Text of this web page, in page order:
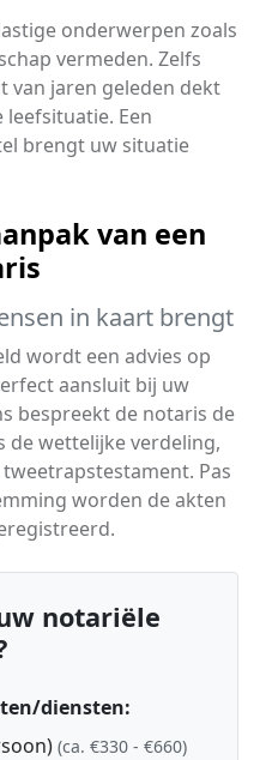
onderwerpen zoals
vermeden. Zelfs
van jaren geleden dekt
Een
brengt uw situatie
van een
in kaart brengt
wordt een advies op
aansluit bij uw
bespreekt de notaris de
de wettelijke verdeling,
Pas
worden de akten
notariële
diensten:
(ca. €330 - €660)